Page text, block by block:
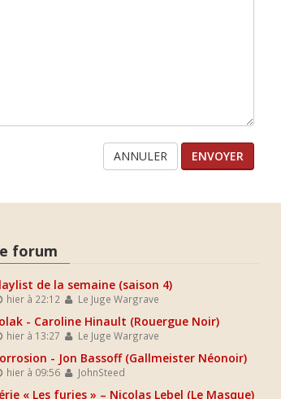
ANNULER
forum
de la semaine (saison 4)
hier à 22:12 Le Juge Wargrave
- Caroline Hinault (Rouergue Noir)
hier à 13:27 Le Juge Wargrave
- Jon Bassoff (Gallmeister Néonoir)
hier à 09:56 JohnSteed
« Les furies » – Nicolas Lebel (Le Masque)